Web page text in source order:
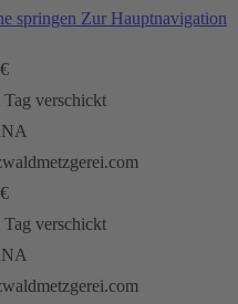
springen Zur Hauptnavigation
verschickt
verschickt